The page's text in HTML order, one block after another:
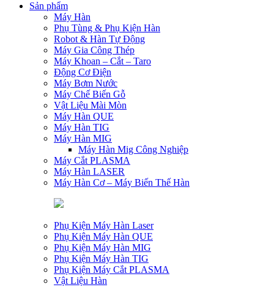
Sản phẩm
Máy Hàn
Phụ Tùng & Phụ Kiện Hàn
Robot & Hàn Tự Động
Máy Gia Công Thép
Máy Khoan – Cắt – Taro
Động Cơ Điện
Máy Bơm Nước
Máy Chế Biến Gỗ
Vật Liệu Mài Mòn
Máy Hàn QUE
Máy Hàn TIG
Máy Hàn MIG
Máy Hàn Mig Công Nghiệp
Máy Cắt PLASMA
Máy Hàn LASER
Máy Hàn Cơ – Máy Biến Thế Hàn
Phụ Kiện Máy Hàn Laser
Phụ Kiện Máy Hàn QUE
Phụ Kiện Máy Hàn MIG
Phụ Kiện Máy Hàn TIG
Phụ Kiện Máy Cắt PLASMA
Vật Liệu Hàn